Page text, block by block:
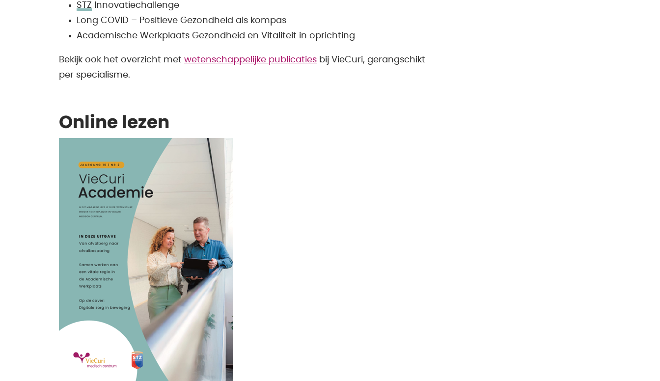
STZ Innovatiechallenge
Long COVID – Positieve Gezondheid als kompas
Academische Werkplaats Gezondheid en Vitaliteit in oprichting
Bekijk ook het overzicht met wetenschappelijke publicaties bij VieCuri, gerangschikt
per specialisme.
Online lezen